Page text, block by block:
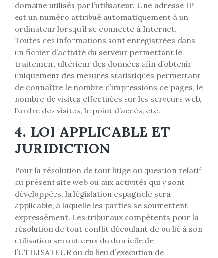
domaine utilisés par l’utilisateur. Une adresse IP
est un numéro attribué automatiquement à un
ordinateur lorsqu’il se connecte à Internet.
Toutes ces informations sont enregistrées dans
un fichier d’activité du serveur permettant le
traitement ultérieur des données afin d’obtenir
uniquement des mesures statistiques permettant
de connaître le nombre d’impressions de pages, le
nombre de visites effectuées sur les serveurs web,
l’ordre des visites, le point d’accès, etc.
4. LOI APPLICABLE ET
JURIDICTION
Pour la résolution de tout litige ou question relatif
au présent site web ou aux activités qui y sont
développées, la législation espagnole sera
applicable, à laquelle les parties se soumettent
expressément. Les tribunaux compétents pour la
résolution de tout conflit découlant de ou lié à son
utilisation seront ceux du domicile de
l’UTILISATEUR ou du lieu d’exécution de